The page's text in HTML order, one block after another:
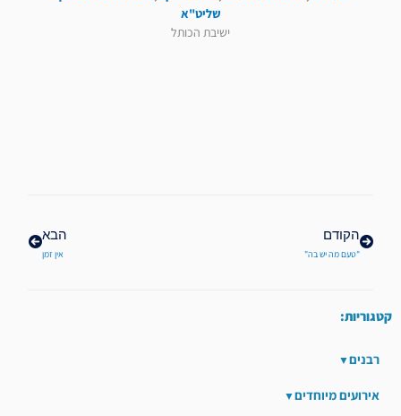
שליט"א
ישיבת הכותל
הקודם
"טעם מה יש בה"
הבא
אין זמן
קטגוריות:
רבנים
אירועים מיוחדים